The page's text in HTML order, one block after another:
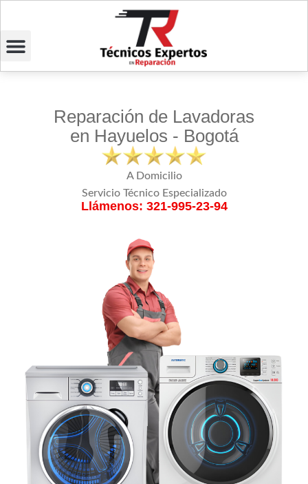
Reparación de Lavadoras
en Hayuelos - Bogotá
A Domicilio
Servicio Técnico Especializado
Llámenos: 321-995-23-94